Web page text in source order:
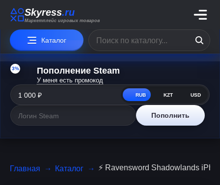
Skyress.ru
Маркетплейс игровых товаров
Каталог
3% Пополнение Steam
У меня есть промокод
RUB KZT USD
Пополнить
Главная Каталог ⚡️ Ravensword Shadowlands